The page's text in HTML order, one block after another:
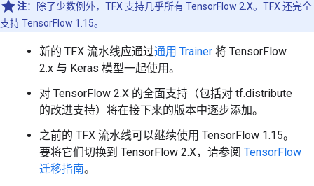
注：除了少数例外，TFX 支持几乎所有 TensorFlow 2.X。TFX 还完全
支持 TensorFlow 1.15。
新的 TFX 流水线应通过通用 Trainer 将 TensorFlow
2.x 与 Keras 模型一起使用。
对 TensorFlow 2.X 的全面支持（包括对 tf.distribute
的改进支持）将在接下来的版本中逐步添加。
之前的 TFX 流水线可以继续使用 TensorFlow 1.15。
要将它们切换到 TensorFlow 2.X，请参阅 TensorFlow
迁移指南。